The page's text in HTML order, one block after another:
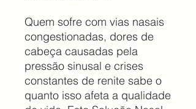
Quem sofre com vias nasais
congestionadas, dores de
cabeça causadas pela
pressão sinusal e crises
constantes de renite sabe o
quanto isso afeta a qualidade